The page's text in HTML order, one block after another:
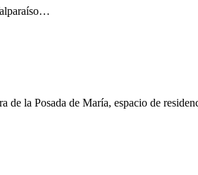
la Posada de María, espacio de